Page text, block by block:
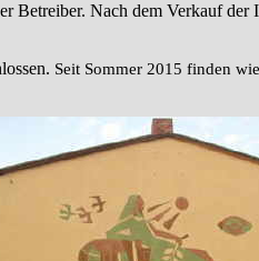
Nach dem Verkauf
Seit Sommer 2015 finden